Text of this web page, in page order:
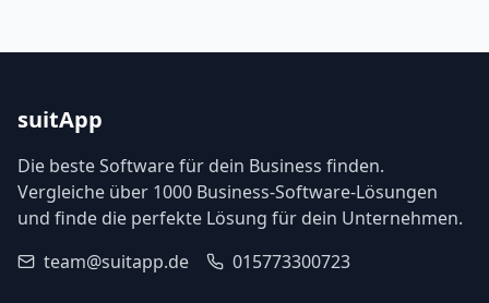
suitApp
Die beste Software für dein Business finden.
Vergleiche über 1000 Business-Software-Lösungen
und finde die perfekte Lösung für dein Unternehmen.
team@suitapp.de
015773300723